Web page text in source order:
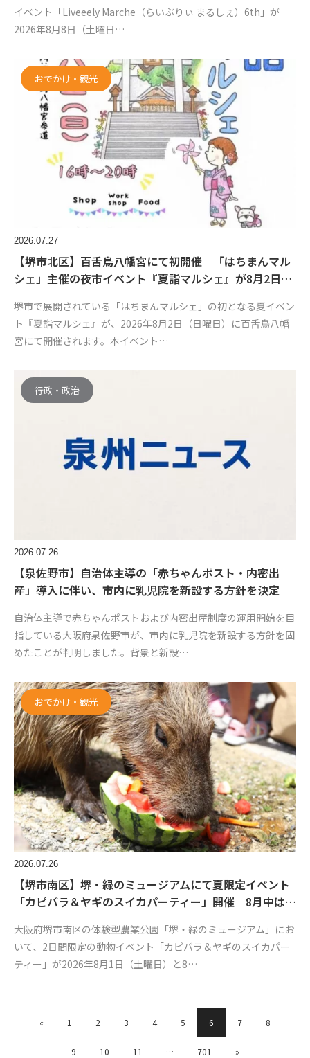
イベント「Liveeely Marche（らいぶりぃ まるしぇ）6th」が
2026年8月8日（土曜日…
おでかけ・観光
2026.07.27
【堺市北区】百舌鳥八幡宮にて初開催 「はちまんマル
シェ」主催の夜市イベント『夏詣マルシェ』が8月2日…
堺市で展開されている「はちまんマルシェ」の初となる夏イベン
ト『夏詣マルシェ』が、2026年8月2日（日曜日）に百舌鳥八幡
宮にて開催されます。本イベント…
行政・政治
2026.07.26
【泉佐野市】自治体主導の「赤ちゃんポスト・内密出
産」導入に伴い、市内に乳児院を新設する方針を決定
自治体主導で赤ちゃんポストおよび内密出産制度の運用開始を目
指している大阪府泉佐野市が、市内に乳児院を新設する方針を固
めたことが判明しました。背景と新設…
おでかけ・観光
2026.07.26
【堺市南区】堺・緑のミュージアムにて夏限定イベント
「カピバラ＆ヤギのスイカパーティー」開催 8月中は…
大阪府堺市南区の体験型農業公園「堺・緑のミュージアム」にお
いて、2日間限定の動物イベント「カピバラ＆ヤギのスイカパー
ティー」が2026年8月1日（土曜日）と8…
« 1 2 3 4 5 6 7 8
9 10 11 … 701 »